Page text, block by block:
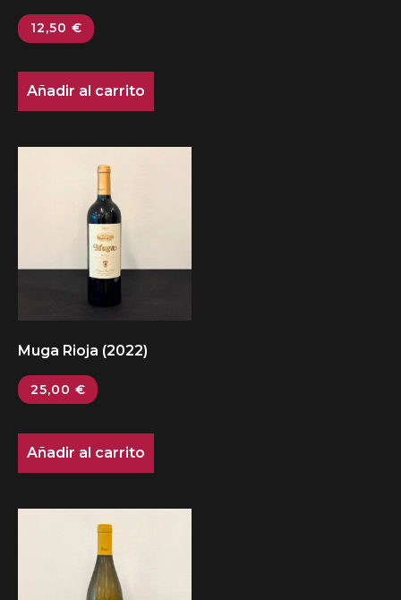
12,50 €
Añadir al carrito
Muga Rioja (2022)
25,00 €
Añadir al carrito